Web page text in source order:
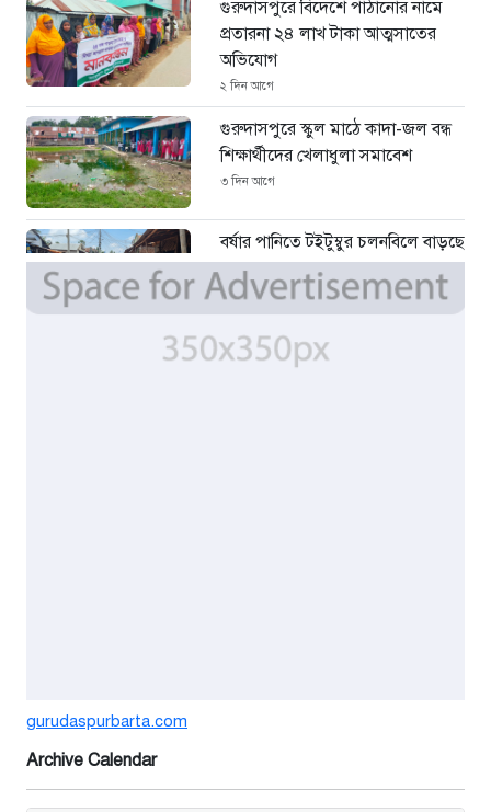
গুরুদাসপুরে বিদেশে পাঠানোর নামে
প্রতারনা ২৪ লাখ টাকা আত্মসাতের
অভিযোগ
২ দিন আগে
গুরুদাসপুরে স্কুল মাঠে কাদা-জল বন্ধ
শিক্ষার্থীদের খেলাধুলা সমাবেশ
৩ দিন আগে
বর্ষার পানিতে টইটুম্বুর চলনবিলে বাড়ছে
ডিঙি নৌকার চাহিদা
৫ দিন আগে
সিন্ডিকেটের কবজায় পাটের বাজার,
gurudaspurbarta.com
Archive Calendar